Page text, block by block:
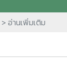
> อ่านเพิ่มเติม